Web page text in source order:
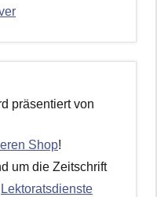
präsentiert von
Shop!
um die Zeitschrift
Lektoratsdienste